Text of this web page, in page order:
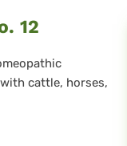
12
cattle, horses,